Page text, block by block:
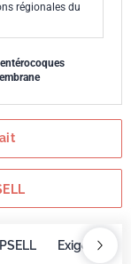
régionales du
Exigences